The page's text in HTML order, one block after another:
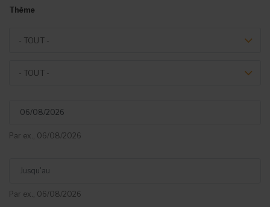
Thème
- TOUT -
- TOUT -
Par ex., 06/08/2026
Par ex., 06/08/2026